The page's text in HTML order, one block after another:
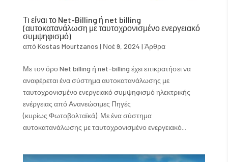
Τι είναι το Net-Billing ή net billing
(αυτοκατανάλωση με ταυτοχρονισμένο ενεργειακό
συμψηφισμό)
απόKostas Mourtzanos | Νοέ 9, 2024 | Άρθρα
Με τον όρο Net billing ή net-billing έχει επικρατήσει να
αναφέρεται ένα σύστημα αυτοκατανάλωσης με
ταυτοχρονισμένο ενεργειακό συμψηφισμό ηλεκτρικής
ενέργειας από Ανανεώσιμες Πηγές
(κυρίως Φωτοβολταϊκά). Με ένα σύστημα
αυτοκατανάλωσης με ταυτοχρονισμένο ενεργειακό...